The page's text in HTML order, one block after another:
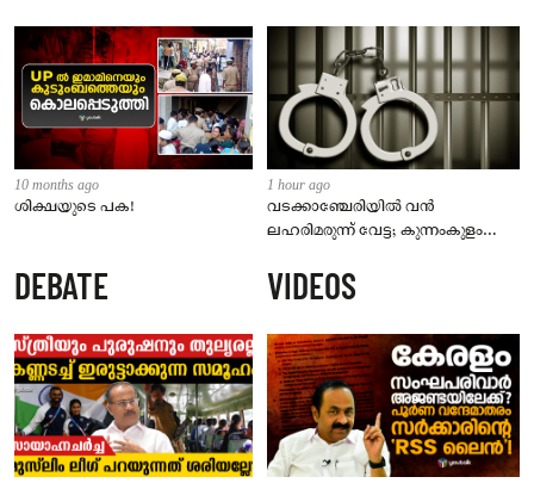
10 months ago
ശിക്ഷയുടെ പക!
1 hour ago
വടക്കാഞ്ചേരിയിൽ വൻ
ലഹരിമരുന്ന് വേട്ട; കുന്നംകുളം
DEBATE VIDEOS